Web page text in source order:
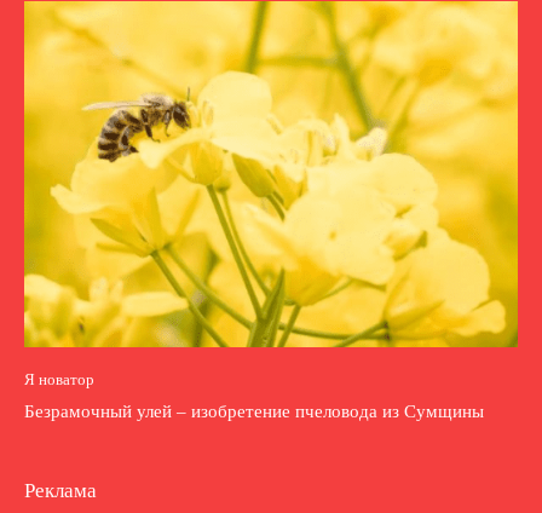
Я новатор
Безрамочный улей – изобретение пчеловода из Сумщины
Реклама